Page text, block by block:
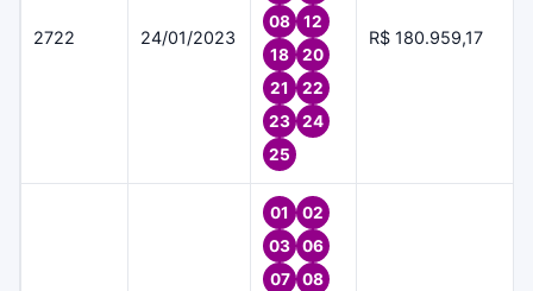
2722 24/01/2023
08
12
18
20
21
22
23
24
25
R$ 180.959,17
01
02
03
06
07
08